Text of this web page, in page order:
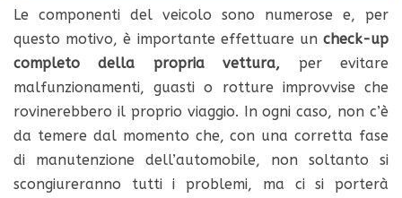
Le componenti del veicolo sono numerose e, per
questo motivo, è importante effettuare un check-up
completo della propria vettura, per evitare
malfunzionamenti, guasti o rotture improvvise che
rovinerebbero il proprio viaggio. In ogni caso, non c’è
da temere dal momento che, con una corretta fase
di manutenzione dell’automobile, non soltanto si
scongiureranno tutti i problemi, ma ci si porterà